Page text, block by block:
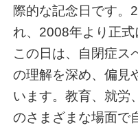
際的な記念日です。
れ、2008年より正式
この日は、自閉症ス
の理解を深め、偏見
います。教育、就労
のさまざまな場面で